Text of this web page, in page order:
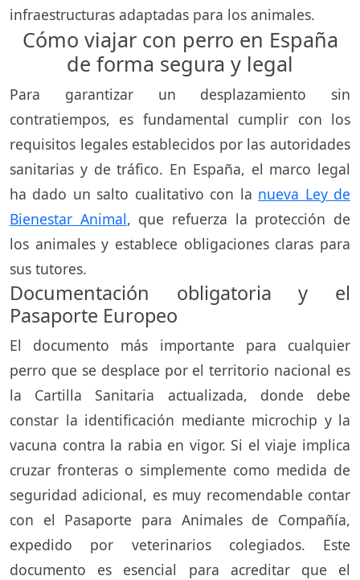
infraestructuras adaptadas para los animales.
Cómo viajar con perro en España
de forma segura y legal
Para garantizar un desplazamiento sin
contratiempos, es fundamental cumplir con los
requisitos legales establecidos por las autoridades
sanitarias y de tráfico. En España, el marco legal
ha dado un salto cualitativo con la nueva Ley de
Bienestar Animal, que refuerza la protección de
los animales y establece obligaciones claras para
sus tutores.
Documentación obligatoria y el
Pasaporte Europeo
El documento más importante para cualquier
perro que se desplace por el territorio nacional es
la Cartilla Sanitaria actualizada, donde debe
constar la identificación mediante microchip y la
vacuna contra la rabia en vigor. Si el viaje implica
cruzar fronteras o simplemente como medida de
seguridad adicional, es muy recomendable contar
con el Pasaporte para Animales de Compañía,
expedido por veterinarios colegiados. Este
documento es esencial para acreditar que el